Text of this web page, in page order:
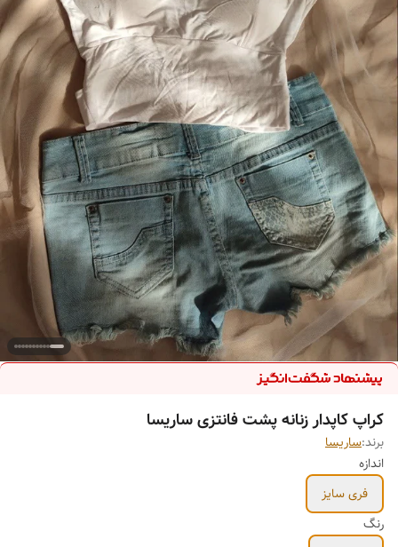
کراپ کاپدار زنانه پشت فانتزی ساریسا
برند:ساریسا
اندازه
فری سایز
رنگ